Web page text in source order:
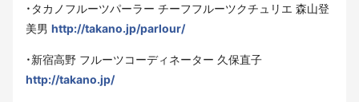
・タカノフルーツパーラー チーフフルーツクチュリエ 森山登
美男 http://takano.jp/parlour/
・新宿高野 フルーツコーディネーター 久保直子
http://takano.jp/